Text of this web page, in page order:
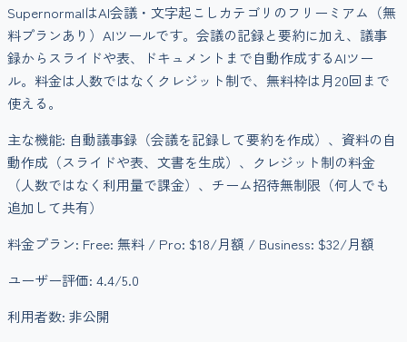
SupernormalはAI会議・文字起こし カテゴリの フリーミアム（無
料プランあり） AIツールです。 会議の記録と要約に加え、議事
録からスライドや表、ドキュメントまで自動作成するAIツー
ル。料金は人数ではなくクレジット制で、無料枠は月20回まで
使える。
主な機能: 自動議事録（会議を記録して要約を作成）、資料の自
動作成（スライドや表、文書を生成）、クレジット制の料金
（人数ではなく利用量で課金）、チーム招待無制限（何人でも
追加して共有）
料金プラン: Free: 無料 / Pro: $18/月額 / Business: $32/月額
ユーザー評価: 4.4/5.0
利用者数: 非公開